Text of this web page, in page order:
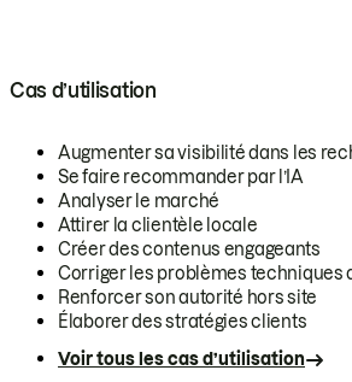
Cas d’utilisation
Augmenter sa visibilité dans les
Se faire recommander par l’IA
Analyser le marché
Attirer la clientèle locale
Créer des contenus engageants
Corriger les problèmes techniques
Renforcer son autorité hors site
Élaborer des stratégies clients
Voir tous les cas d’utilisation